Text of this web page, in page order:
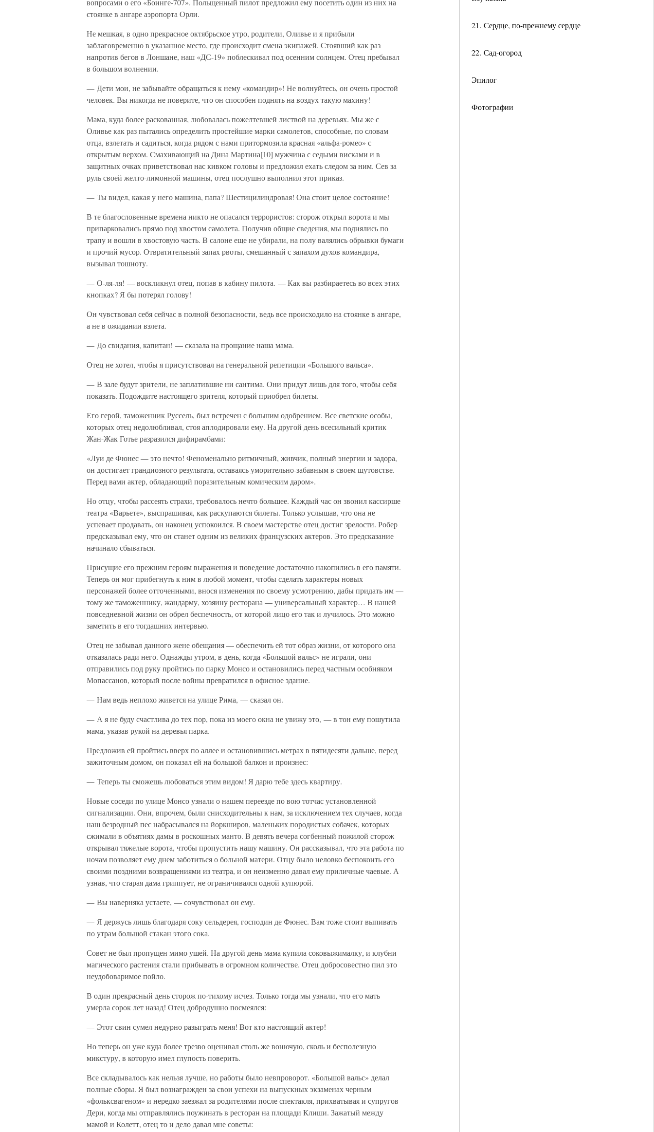
21. Сердце, по-прежнему сердце
22. Сад-огород
Эпилог
Фотографии
вопросами о его «Боинге-707». Польщенный пилот предложил ему посетить один из них на
стоянке в ангаре аэропорта Орли.
Не мешкая, в одно прекрасное октябрьское утро, родители, Оливье и я прибыли
заблаговременно в указанное место, где происходит смена экипажей. Стоявший как раз
напротив бегов в Лоншане, наш «ДС-19» поблескивал под осенним солнцем. Отец пребывал
в большом волнении.
— Дети мои, не забывайте обращаться к нему «командир»! Не волнуйтесь, он очень простой
человек. Вы никогда не поверите, что он способен поднять на воздух такую махину!
Мама, куда более раскованная, любовалась пожелтевшей листвой на деревьях. Мы же с
Оливье как раз пытались определить простейшие марки самолетов, способные, по словам
отца, взлетать и садиться, когда рядом с нами притормозила красная «альфа-ромео» с
открытым верхом. Смахивающий на Дина Мартина[10] мужчина с седыми висками и в
защитных очках приветствовал нас кивком головы и предложил ехать следом за ним. Сев за
руль своей желто-лимонной машины, отец послушно выполнил этот приказ.
— Ты видел, какая у него машина, папа? Шестицилиндровая! Она стоит целое состояние!
В те благословенные времена никто не опасался террористов: сторож открыл ворота и мы
припарковались прямо под хвостом самолета. Получив общие сведения, мы поднялись по
трапу и вошли в хвостовую часть. В салоне еще не убирали, на полу валялись обрывки бумаги
и прочий мусор. Отвратительный запах рвоты, смешанный с запахом духов командира,
вызывал тошноту.
— О-ля-ля! — воскликнул отец, попав в кабину пилота. — Как вы разбираетесь во всех этих
кнопках? Я бы потерял голову!
Он чувствовал себя сейчас в полной безопасности, ведь все происходило на стоянке в ангаре,
а не в ожидании взлета.
— До свидания, капитан! — сказала на прощание наша мама.
Отец не хотел, чтобы я присутствовал на генеральной репетиции «Большого вальса».
— В зале будут зрители, не заплатившие ни сантима. Они придут лишь для того, чтобы себя
показать. Подождите настоящего зрителя, который приобрел билеты.
Его герой, таможенник Руссель, был встречен с большим одобрением. Все светские особы,
которых отец недолюбливал, стоя аплодировали ему. На другой день всесильный критик
Жан-Жак Готье разразился дифирамбами:
«Луи де Фюнес — это нечто! Феноменально ритмичный, живчик, полный энергии и задора,
он достигает грандиозного результата, оставаясь уморительно-забавным в своем шутовстве.
Перед вами актер, обладающий поразительным комическим даром».
Но отцу, чтобы рассеять страхи, требовалось нечто большее. Каждый час он звонил кассирше
театра «Варьете», выспрашивая, как раскупаются билеты. Только услышав, что она не
успевает продавать, он наконец успокоился. В своем мастерстве отец достиг зрелости. Робер
предсказывал ему, что он станет одним из великих французских актеров. Это предсказание
начинало сбываться.
Присущие его прежним героям выражения и поведение достаточно накопились в его памяти.
Теперь он мог прибегнуть к ним в любой момент, чтобы сделать характеры новых
персонажей более отточенными, внося изменения по своему усмотрению, дабы придать им —
тому же таможеннику, жандарму, хозяину ресторана — универсальный характер… В нашей
повседневной жизни он обрел беспечность, от которой лицо его так и лучилось. Это можно
заметить в его тогдашних интервью.
Отец не забывал данного жене обещания — обеспечить ей тот образ жизни, от которого она
отказалась ради него. Однажды утром, в день, когда «Большой вальс» не играли, они
отправились под руку пройтись по парку Монсо и остановились перед частным особняком
Мопассанов, который после войны превратился в офисное здание.
— Нам ведь неплохо живется на улице Рима, — сказал он.
— А я не буду счастлива до тех пор, пока из моего окна не увижу это, — в тон ему пошутила
мама, указав рукой на деревья парка.
Предложив ей пройтись вверх по аллее и остановившись метрах в пятидесяти дальше, перед
зажиточным домом, он показал ей на большой балкон и произнес:
— Теперь ты сможешь любоваться этим видом! Я дарю тебе здесь квартиру.
Новые соседи по улице Монсо узнали о нашем переезде по вою тотчас установленной
сигнализации. Они, впрочем, были снисходительны к нам, за исключением тех случаев, когда
наш безродный пес набрасывался на йоркширов, маленьких породистых собачек, которых
сжимали в объятиях дамы в роскошных манто. В девять вечера согбенный пожилой сторож
открывал тяжелые ворота, чтобы пропустить нашу машину. Он рассказывал, что эта работа по
ночам позволяет ему днем заботиться о больной матери. Отцу было неловко беспокоить его
своими поздними возвращениями из театра, и он неизменно давал ему приличные чаевые. А
узнав, что старая дама гриппует, не ограничивался одной купюрой.
— Вы наверняка устаете, — сочувствовал он ему.
— Я держусь лишь благодаря соку сельдерея, господин де Фюнес. Вам тоже стоит выпивать
по утрам большой стакан этого сока.
Совет не был пропущен мимо ушей. На другой день мама купила соковыжималку, и клубни
магического растения стали прибывать в огромном количестве. Отец добросовестно пил это
неудобоваримое пойло.
В один прекрасный день сторож по-тихому исчез. Только тогда мы узнали, что его мать
умерла сорок лет назад! Отец добродушно посмеялся:
— Этот свин сумел недурно разыграть меня! Вот кто настоящий актер!
Но теперь он уже куда более трезво оценивал столь же вонючую, сколь и бесполезную
микстуру, в которую имел глупость поверить.
Все складывалось как нельзя лучше, но работы было невпроворот. «Большой вальс» делал
полные сборы. Я был вознагражден за свои успехи на выпускных экзаменах черным
«фольксвагеном» и нередко заезжал за родителями после спектакля, прихватывая и супругов
Дери, когда мы отправлялись поужинать в ресторан на площади Клиши. Зажатый между
мамой и Колетт, отец то и дело давал мне советы: